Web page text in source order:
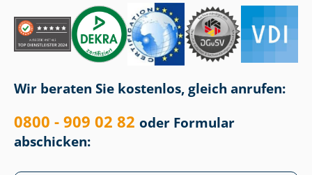
Wir beraten Sie kostenlos, gleich anrufen:
0800 - 909 02 82 oder Formular
abschicken: